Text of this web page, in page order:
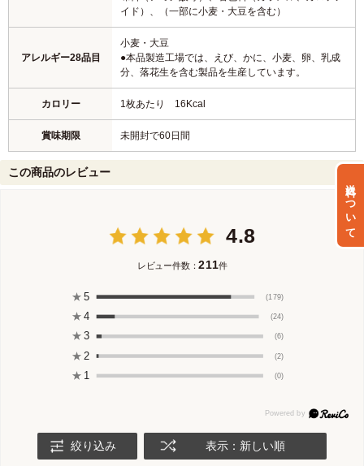
送料について
イド）、（一部に小麦・大豆を含む）
アレルギー28品目
小麦・大豆
●本品製造工場では、えび、かに、小麦、卵、乳成
分、落花生を含む製品を生産しています。
カロリー 1枚あたり 16Kcal
賞味期限 未開封で60日間
この商品のレビュー
4.8
レビュー件数：211件
★ 5 (179)
★ 4 (24)
★ 3 (6)
★ 2 (2)
★ 1 (0)
絞り込み 表示：新しい順